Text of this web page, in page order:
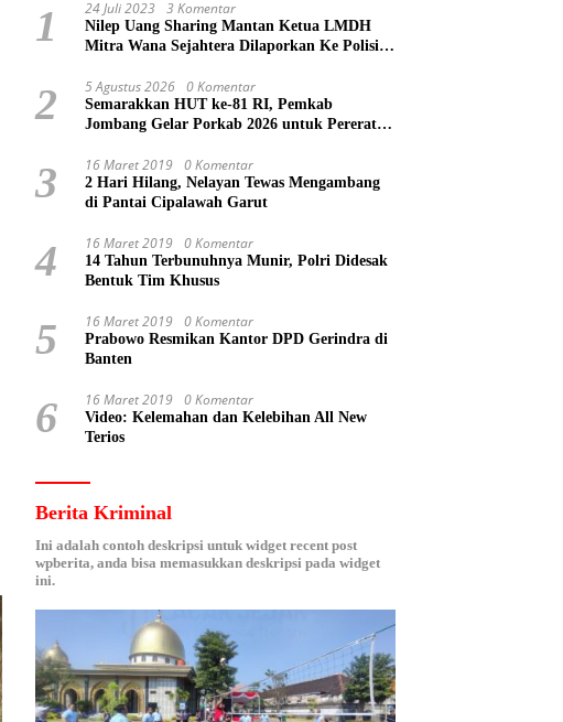
1 24 Juli 2023 3 Komentar
Nilep Uang Sharing Mantan Ketua LMDH
Mitra Wana Sejahtera Dilaporkan Ke Polisi
2 5 Agustus 2026 0 Komentar
Semarakkan HUT ke-81 RI, Pemkab
Jombang Gelar Porkab 2026 untuk Pererat
3 16 Maret 2019 0 Komentar
2 Hari Hilang, Nelayan Tewas Mengambang
di Pantai Cipalawah Garut
4 16 Maret 2019 0 Komentar
14 Tahun Terbunuhnya Munir, Polri Didesak
Bentuk Tim Khusus
5 16 Maret 2019 0 Komentar
Prabowo Resmikan Kantor DPD Gerindra di
Banten
6 16 Maret 2019 0 Komentar
Video: Kelemahan dan Kelebihan All New
Terios
Berita Kriminal
Ini adalah contoh deskripsi untuk widget recent post
wpberita, anda bisa memasukkan deskripsi pada widget
ini.